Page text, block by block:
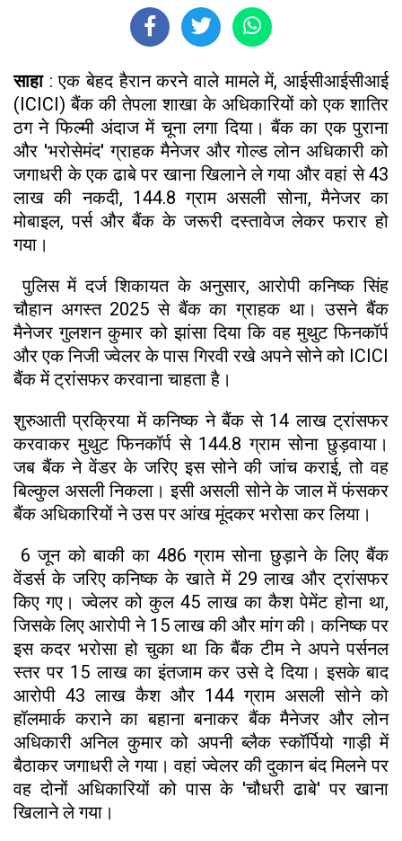
साहा : एक बेहद हैरान करने वाले मामले में, आईसीआईसीआई
(ICICI) बैंक की तेपला शाखा के अधिकारियों को एक शातिर
ठग ने फिल्मी अंदाज में चूना लगा दिया। बैंक का एक पुराना
और 'भरोसेमंद' ग्राहक मैनेजर और गोल्ड लोन अधिकारी को
जगाधरी के एक ढाबे पर खाना खिलाने ले गया और वहां से ₹43
लाख की नकदी, 144.8 ग्राम असली सोना, मैनेजर का
मोबाइल, पर्स और बैंक के जरूरी दस्तावेज लेकर फरार हो
गया।
पुलिस में दर्ज शिकायत के अनुसार, आरोपी कनिष्क सिंह
चौहान अगस्त 2025 से बैंक का ग्राहक था। उसने बैंक
मैनेजर गुलशन कुमार को झांसा दिया कि वह मुथुट फिनकॉर्प
और एक निजी ज्वेलर के पास गिरवी रखे अपने सोने को ICICI
बैंक में ट्रांसफर करवाना चाहता है।
शुरुआती प्रक्रिया में कनिष्क ने बैंक से ₹14 लाख ट्रांसफर
करवाकर मुथुट फिनकॉर्प से 144.8 ग्राम सोना छुड़वाया।
जब बैंक ने वेंडर के जरिए इस सोने की जांच कराई, तो वह
बिल्कुल असली निकला। इसी असली सोने के जाल में फंसकर
बैंक अधिकारियों ने उस पर आंख मूंदकर भरोसा कर लिया।
6 जून को बाकी का 486 ग्राम सोना छुड़ाने के लिए बैंक
वेंडर्स के जरिए कनिष्क के खाते में ₹29 लाख और ट्रांसफर
किए गए। ज्वेलर को कुल ₹45 लाख का कैश पेमेंट होना था,
जिसके लिए आरोपी ने 15 लाख की और मांग की। कनिष्क पर
इस कदर भरोसा हो चुका था कि बैंक टीम ने अपने पर्सनल
स्तर पर ₹15 लाख का इंतजाम कर उसे दे दिया। इसके बाद
आरोपी 43 लाख कैश और 144 ग्राम असली सोने को
हॉलमार्क कराने का बहाना बनाकर बैंक मैनेजर और लोन
अधिकारी अनिल कुमार को अपनी ब्लैक स्कॉर्पियो गाड़ी में
बैठाकर जगाधरी ले गया। वहां ज्वेलर की दुकान बंद मिलने पर
वह दोनों अधिकारियों को पास के 'चौधरी ढाबे' पर खाना
खिलाने ले गया।